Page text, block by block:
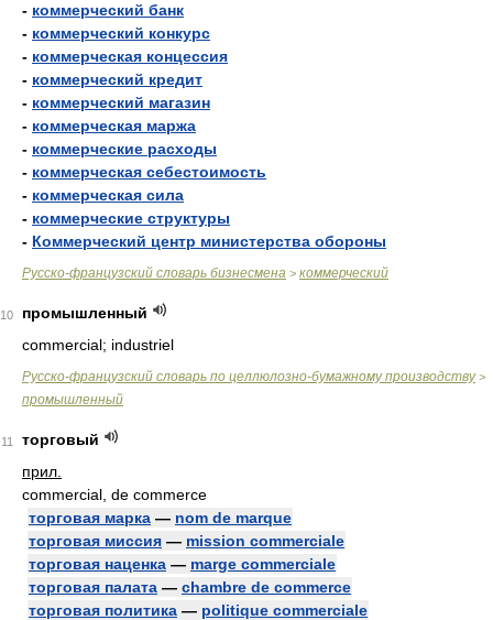
- коммерческий банк
- коммерческий конкурс
- коммерческая концессия
- коммерческий кредит
- коммерческий магазин
- коммерческая маржа
- коммерческие расходы
- коммерческая себестоимость
- коммерческая сила
- коммерческие структуры
- Коммерческий центр министерства обороны
Русско-французский словарь бизнесмена > коммерческий
10
промышленный
commercial; industriel
Русско-французский словарь по целлюлозно-бумажному производству>
промышленный
11
торговый
прил.
commercial, de commerce
торговая марка — nom de marque
торговая миссия — mission commerciale
торговая наценка — marge commerciale
торговая палата — chambre de commerce
торговая политика — politique commerciale